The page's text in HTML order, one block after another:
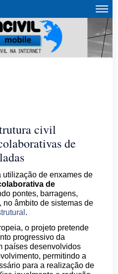
civil
de
utilização de enxames de
de
pontes, barragens,
âmbito de sistemas de
.
o projeto pretende
progressivo da
países desenvolvidos
permitindo a
para a realização de